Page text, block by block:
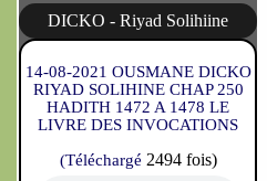
DICKO - Riyad Solihiine
14-08-2021 OUSMANE DICKO
RIYAD SOLIHINE CHAP 250
HADITH 1472 A 1478 LE
LIVRE DES INVOCATIONS
(Téléchargé 2494 fois)